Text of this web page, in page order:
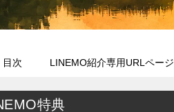
目次 LINEMO紹介専用URLページ
特典